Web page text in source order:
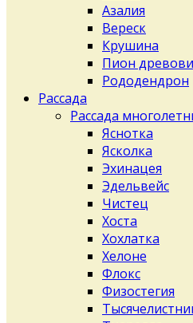
Азалия
Вереск
Крушина
Пион
Рододендрон
Рассада
Рассада
Яснотка
Ясколка
Эхинацея
Эдельвейс
Чистец
Хоста
Хохлатка
Хелоне
Флокс
Физостегия